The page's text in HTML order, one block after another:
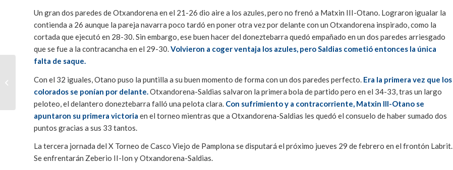
Un gran dos paredes de Otxandorena en el 21-26 dio aire a los azules, pero no frenó a Matxin III-Otano. Lograron igualar la
contienda a 26 aunque la pareja navarra poco tardó en poner otra vez por delante con un Otxandorena inspirado, como la
cortada que ejecutó en 28-30. Sin embargo, ese buen hacer del doneztebarra quedó empañado en un dos paredes arriesgado
que se fue a la contracancha en el 29-30.Volvieron a coger ventaja los azules, pero Saldias cometió entonces la única
falta de saque.
Con el 32 iguales, Otano puso la puntilla a su buen momento de forma con un dos paredes perfecto. Era la primera vez que los
colorados se ponían por delante.Otxandorena-Saldias salvaron la primera bola de partido pero en el 34-33, tras un largo
peloteo, el delantero doneztebarra falló una pelota clara. Con sufrimiento y a contracorriente, Matxin III-Otano se
apuntaron su primera victoria en el torneo mientras que a Otxandorena-Saldias les quedó el consuelo de haber sumado dos
puntos gracias a sus 33 tantos.
La tercera jornada del X Torneo de Casco Viejo de Pamplona se disputará el próximo jueves 29 de febrero en el frontón Labrit.
Se enfrentarán Zeberio II-Ion y Otxandorena-Saldias.
Otxandorena-Saldias
se estrenan este viernes